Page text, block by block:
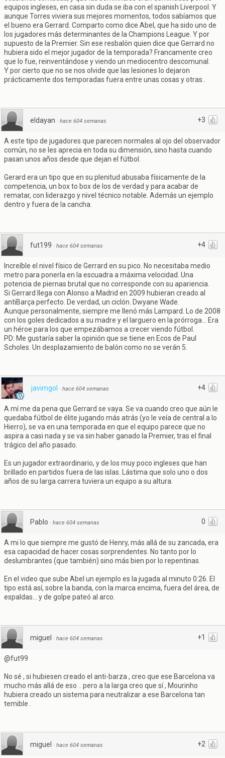
equipos ingleses, en casa sin duda se iba con el spanish Liverpool. Y
aunque Torres viviera sus mejores momentos, todos sabíamos que
el bueno era Gerrard. Comparto como dice Abel, que ha sido uno de
los jugadores más determinantes de la Champions League. Y por
supuesto de la Premier. Sin ese resbalón quien dice que Gerrard no
hubiera sido el mejor jugador de la temporada? Francamente creo
que lo fue, reinventándose y viendo un mediocentro descomunal.
Y por cierto que no se nos olvide que las lesiones lo dejaron
prácticamente dos temporadas fuera entre unas cosas y otras..
+3
eldayan · hace 604 semanas
A este tipo de jugadores que parecen normales al ojo del observador
común, no se les aprecia en toda su dimensión, sino hasta cuando
pasan unos años desde que dejan el fútbol.
Gerard era un tipo que en su plenitud abusaba físicamente de la
competencia, un box to box de los de verdad y para acabar de
rematar, con liderazgo y nivel técnico notable. Además un ejemplo
dentro y fuera de la cancha.
+4
fut199 · hace 604 semanas
Increíble el nivel físico de Gerrard en su pico. No necesitaba medio
metro para ponerla en la escuadra a máxima velocidad. Una
potencia de piernas brutal que no corresponde con su apariencia.
Si Gerrard llega con Alonso a Madrid en 2009 hubieran creado al
antiBarça perfecto. De verdad, un ciclón. Dwyane Wade.
Aunque personalmente, siempre me llenó más Lampard. Lo de 2008
con los goles dedicados a su madre y el larguero en la prórroga... Era
un héroe para los que empezábamos a crecer viendo fútbol.
PD: Me gustaría saber la opinión que se tiene en Ecos de Paul
Scholes. Un desplazamiento de balón como no se verán 5.
+4
javimgol · hace 604 semanas
A mí me da pena que Gerrard se vaya. Se va cuando creo que aún le
quedaba fútbol de élite jugando más atrás (yo le veía de central a lo
Hierro), se va en una temporada en que el equipo parece que no
aspira a casi nada y se va sin haber ganado la Premier, tras el final
trágico del año pasado.
Es un jugador extraordinario, y de los muy poco ingleses que han
brillado en partidos fuera de las islas. Lástima que solo uno o dos
años de su larga carrera tuviera un equipo a su altura.
0
Pablo · hace 604 semanas
A mi lo que siempre me gustó de Henry, más allá de su zancada, era
esa capacidad de hacer cosas sorprendentes. No tanto por lo
deslumbrantes (que también) sino más bien por lo repentinas.
En el video que sube Abel un ejemplo es la jugada al minuto 0:26. El
tipo está así, sobre la banda, con la marca encima, fuera del área, de
espaldas... y de golpe pateó al arco.
+1
miguel · hace 604 semanas
@fut99
No sé , si hubiesen creado el anti-barza , creo que ese Barcelona va
mucho más allá de eso .. pero a la larga creo que sí , Mourinho
hubiera creado un sistema para neutralizar a ese Barcelona tan
temible .
+2
miguel · hace 604 semanas